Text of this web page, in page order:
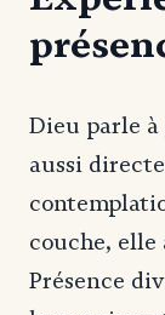
Dieu parle à
aussi
couche, elle
Présence